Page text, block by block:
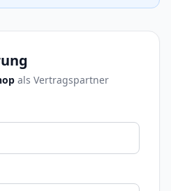
als Vertragspartner